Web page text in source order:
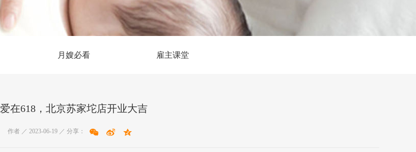
月嫂必看 雇主课堂
爱在618，北京苏家坨店开业大吉
作者 ／ 2023-06-19 ／ 分享：